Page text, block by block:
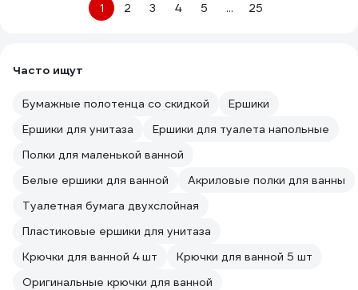
1 2 3 4 5 ... 25
Часто ищут
Бумажные полотенца со скидкой
Ершики
Ершики для унитаза
Ершики для туалета напольные
Полки для маленькой ванной
Белые ершики для ванной
Акриловые полки для ванны
Туалетная бумага двухслойная
Пластиковые ершики для унитаза
Крючки для ванной 4 шт
Крючки для ванной 5 шт
Оригинальные крючки для ванной